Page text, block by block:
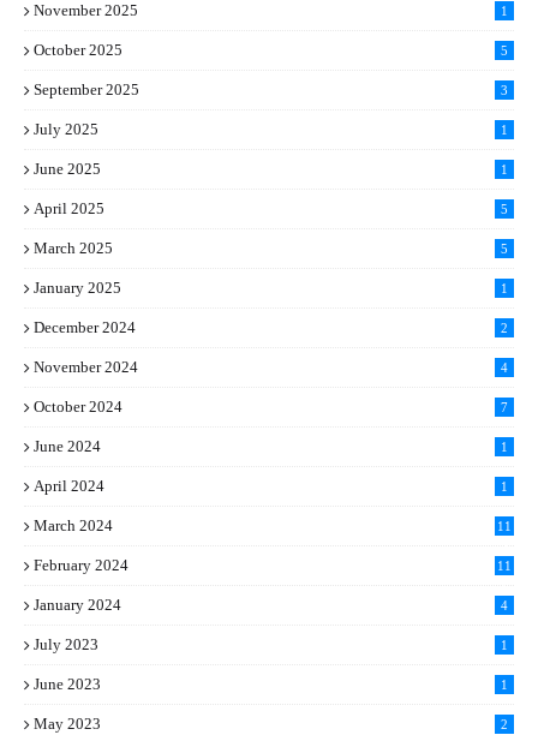
November 2025 1
October 2025 5
September 2025 3
July 2025 1
June 2025 1
April 2025 5
March 2025 5
January 2025 1
December 2024 2
November 2024 4
October 2024 7
June 2024 1
April 2024 1
March 2024
11
February 2024
11
January 2024 4
July 2023 1
June 2023 1
May 2023 2